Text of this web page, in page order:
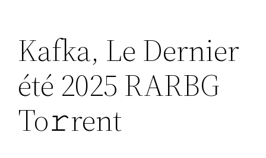
Kafka, Le Dernier
été 2025 RARBG
To𝚛rent